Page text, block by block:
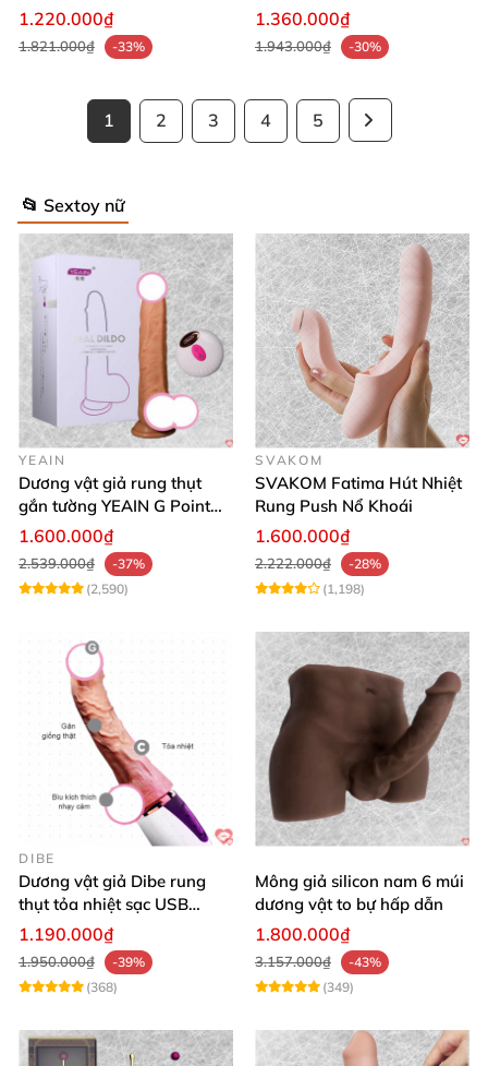
Tế
1.220.000₫
1.821.000₫ -33%
Đỉnh
1.360.000₫
1.943.000₫ -30%
1 2 3 4 5
📂 Sextoy nữ
YEAIN
Dương vật giả rung thụt
gắn tường YEAIN G Point
tỏa nhiệt điều khiển từ xa
1.600.000₫
2.539.000₫
-37%
(2,590)
SVAKOM
SVAKOM Fatima Hút Nhiệt
Rung Push Nổ Khoái
1.600.000₫
2.222.000₫
-28%
(1,198)
DIBE
Dương vật giả Dibe rung
thụt tỏa nhiệt sạc USB
silicon mềm mại
1.190.000₫
1.950.000₫
-39%
(368)
Mông giả silicon nam 6 múi
dương vật to bự hấp dẫn
1.800.000₫
3.157.000₫
-43%
(349)